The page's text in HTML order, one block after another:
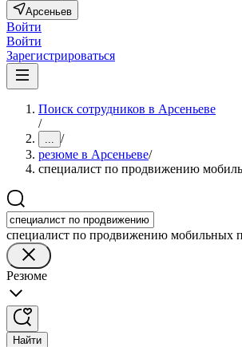
Арсеньев
Войти
Войти
Зарегистрироваться
Поиск сотрудников в Арсеньеве
/
... /
резюме в Арсеньеве/
специалист по продвижению
специалист по продвижению мобильных
Резюме
Найти